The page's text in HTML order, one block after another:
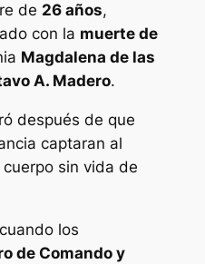
de 26 años,
con la muerte de
Magdalena de las
A. Madero.
después de que
captaran al
sin vida de
los
de Comando y